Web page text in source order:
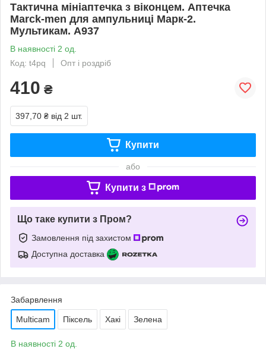
Тактична мініаптечка з віконцем. Аптечка
Marck-men для ампульниці Марк-2.
Мультикам. А937
В наявності 2 од.
Код: t4pq
Опт і роздріб
410 ₴
397,70 ₴ від 2 шт.
Купити
або
Купити з
Що таке купити з Пром?
Замовлення під захистом
Доступна доставка
Забарвлення
Multicam Піксель Хакі Зелена
В наявності 2 од.